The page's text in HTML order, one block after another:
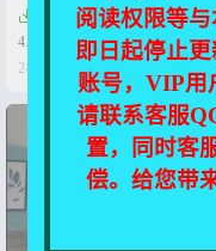

【bigo】LOLI 舞蹈剪辑【
4.1G】
2年前
 0
阅读权限等
即日起停止
账号，VIP用
请联系客服
置，同时客
偿。给您带